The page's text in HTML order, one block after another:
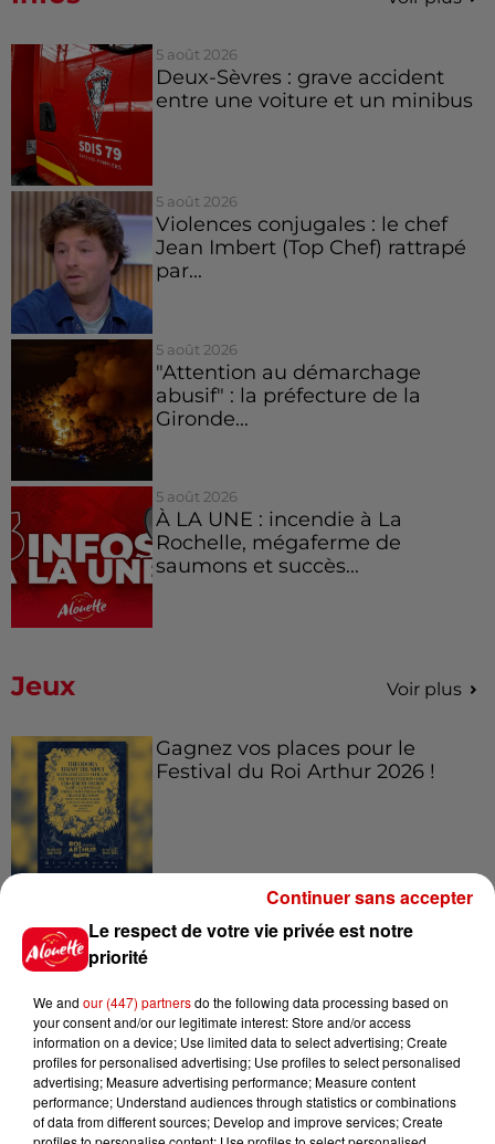
5 août 2026
Deux-Sèvres : grave accident
entre une voiture et un minibus
5 août 2026
Violences conjugales : le chef
Jean Imbert (Top Chef) rattrapé
par...
5 août 2026
"Attention au démarchage
abusif" : la préfecture de la
Gironde...
5 août 2026
À LA UNE : incendie à La
Rochelle, mégaferme de
saumons et succès...
Jeux Voir plus
Gagnez vos places pour le
Festival du Roi Arthur 2026 !
Gagnez vos entrées pour le
Musée du Sport Automobile au
Mans !
Alouette vous invite à
Futuroscope Xperiences !
Le respect de votre vie privée est notre
priorité
We and our (447) partnersdo the following data processing based on
your consent and/or our legitimate interest: Store and/or access
information on a device; Use limited data to select advertising; Create
profiles for personalised advertising; Use profiles to select personalised
advertising; Measure advertising performance; Measure content
performance; Understand audiences through statistics or combinations
of data from different sources; Develop and improve services; Create
Continuer sans accepter